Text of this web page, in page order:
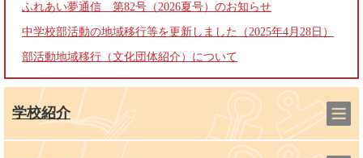
ふれあい夢通信 第82号（2026夏号）のお知らせ
中学校部活動の地域移行等を更新しました（2025年4月28日）
部活動地域移行（文化団体紹介）について
学校紹介